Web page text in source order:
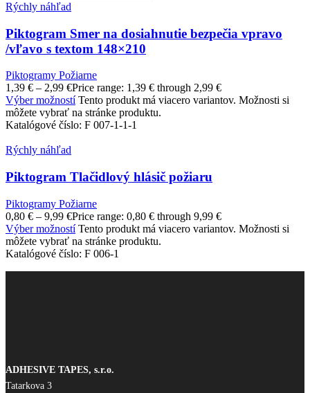
Rýchly náhľad
Piktogram Smer na dosiahnutie bezpečia vpravo
/vľavo s textom 148×210
Piktogramy Požiarne
1,39 € – 2,99 €Price range: 1,39 € through 2,99 €
Výber možností Tento produkt má viacero variantov. Možnosti si
môžete vybrať na stránke produktu.
Katalógové číslo: F 007-1-1-1
Rýchly náhľad
Piktogram Tlačidlový hlásič požiaru
Piktogramy Požiarne
0,80 € – 9,99 €Price range: 0,80 € through 9,99 €
Výber možností Tento produkt má viacero variantov. Možnosti si
môžete vybrať na stránke produktu.
Katalógové číslo: F 006-1
ADHESIVE TAPES, s.r.o.
Tatarkova 3